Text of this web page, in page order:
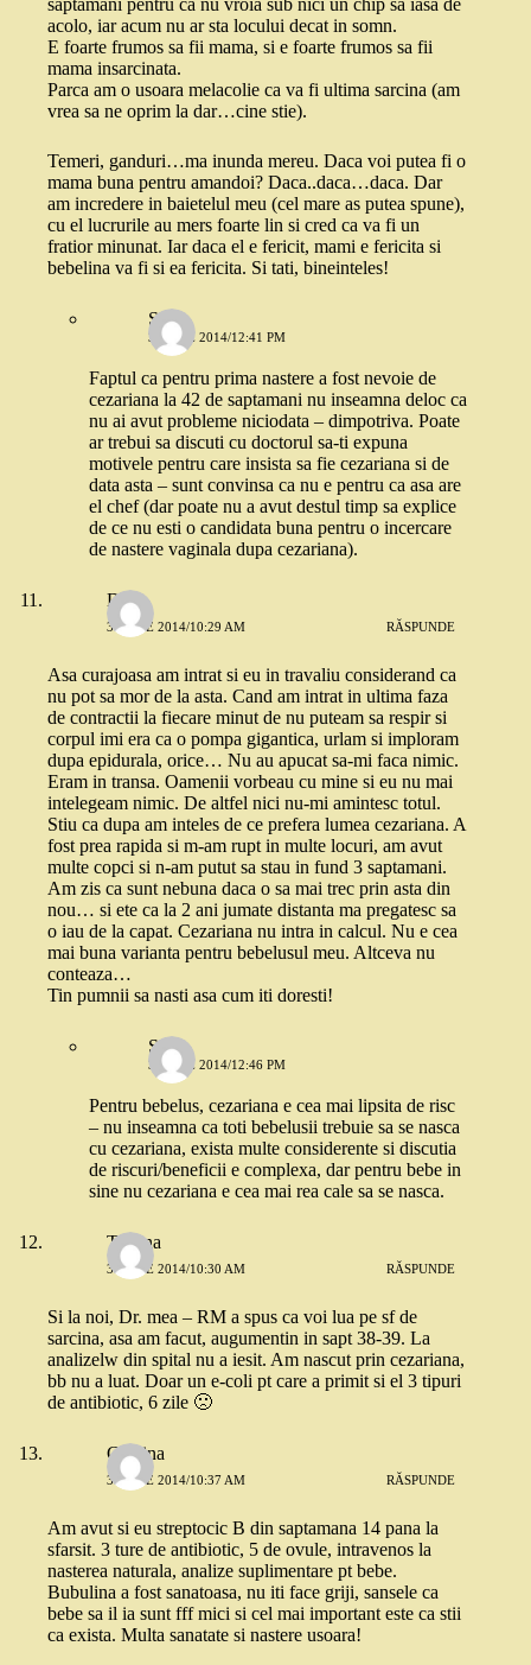
saptamani pentru ca nu vroia sub nici un chip sa iasa de
acolo, iar acum nu ar sta locului decat in somn.
E foarte frumos sa fii mama, si e foarte frumos sa fii
mama insarcinata.
Parca am o usoara melacolie ca va fi ultima sarcina (am
vrea sa ne oprim la dar…cine stie).
Temeri, ganduri…ma inunda mereu. Daca voi putea fi o
mama buna pentru amandoi? Daca..daca…daca. Dar
am incredere in baietelul meu (cel mare as putea spune),
cu el lucrurile au mers foarte lin si cred ca va fi un
fratior minunat. Iar daca el e fericit, mami e fericita si
bebelina va fi si ea fericita. Si tati, bineinteles!
Stefi
3 IUNIE 2014/12:41 PM
Faptul ca pentru prima nastere a fost nevoie de
cezariana la 42 de saptamani nu inseamna deloc ca
nu ai avut probleme niciodata – dimpotriva. Poate
ar trebui sa discuti cu doctorul sa-ti expuna
motivele pentru care insista sa fie cezariana si de
data asta – sunt convinsa ca nu e pentru ca asa are
el chef (dar poate nu a avut destul timp sa explice
de ce nu esti o candidata buna pentru o incercare
de nastere vaginala dupa cezariana).
Dia
3 IUNIE 2014/10:29 AM RĂSPUNDE
Asa curajoasa am intrat si eu in travaliu considerand ca
nu pot sa mor de la asta. Cand am intrat in ultima faza
de contractii la fiecare minut de nu puteam sa respir si
corpul imi era ca o pompa gigantica, urlam si imploram
dupa epidurala, orice… Nu au apucat sa-mi faca nimic.
Eram in transa. Oamenii vorbeau cu mine si eu nu mai
intelegeam nimic. De altfel nici nu-mi amintesc totul.
Stiu ca dupa am inteles de ce prefera lumea cezariana. A
fost prea rapida si m-am rupt in multe locuri, am avut
multe copci si n-am putut sa stau in fund 3 saptamani.
Am zis ca sunt nebuna daca o sa mai trec prin asta din
nou… si ete ca la 2 ani jumate distanta ma pregatesc sa
o iau de la capat. Cezariana nu intra in calcul. Nu e cea
mai buna varianta pentru bebelusul meu. Altceva nu
conteaza…
Tin pumnii sa nasti asa cum iti doresti!
Stefi
3 IUNIE 2014/12:46 PM
Pentru bebelus, cezariana e cea mai lipsita de risc
– nu inseamna ca toti bebelusii trebuie sa se nasca
cu cezariana, exista multe considerente si discutia
de riscuri/beneficii e complexa, dar pentru bebe in
sine nu cezariana e cea mai rea cale sa se nasca.
Tatiana
3 IUNIE 2014/10:30 AM RĂSPUNDE
Si la noi, Dr. mea – RM a spus ca voi lua pe sf de
sarcina, asa am facut, augumentin in sapt 38-39. La
analizelw din spital nu a iesit. Am nascut prin cezariana,
bb nu a luat. Doar un e-coli pt care a primit si el 3 tipuri
de antibiotic, 6 zile 🙁
Cristina
3 IUNIE 2014/10:37 AM RĂSPUNDE
Am avut si eu streptocic B din saptamana 14 pana la
sfarsit. 3 ture de antibiotic, 5 de ovule, intravenos la
nasterea naturala, analize suplimentare pt bebe.
Bubulina a fost sanatoasa, nu iti face griji, sansele ca
bebe sa il ia sunt fff mici si cel mai important este ca stii
ca exista. Multa sanatate si nastere usoara!